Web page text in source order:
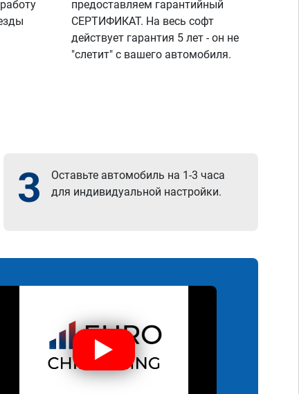
предоставляем гарантийный
СЕРТИФИКАТ. На весь софт
действует гарантия 5 лет - он не
"слетит" с вашего автомобиля.
3
Оставьте автомобиль на 1-3 часа
для индивидуальной настройки.